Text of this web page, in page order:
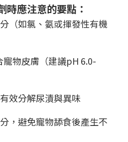
時應注意的要點：
（如氯、氨或揮發性有機
物皮膚（建議pH 6.0-
效分解尿漬與異味
，避免寵物舔食後產生不